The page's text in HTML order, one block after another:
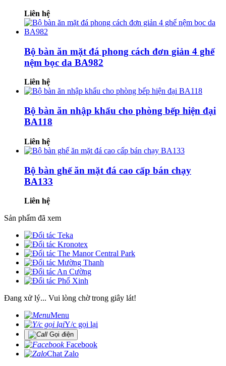
Liên hệ
Bộ bàn ăn mặt đá phong cách đơn giản 4 ghế
nệm bọc da BA982
Liên hệ
Bộ bàn ăn nhập khẩu cho phòng bếp hiện đại
BA118
Liên hệ
Bộ bàn ghế ăn mặt đá cao cấp bán chạy
BA133
Liên hệ
Sản phẩm đã xem
Đang xử lý... Vui lòng chờ trong giây lát!
Menu
Y/c gọi lại
Gọi điện
Facebook
Chat Zalo